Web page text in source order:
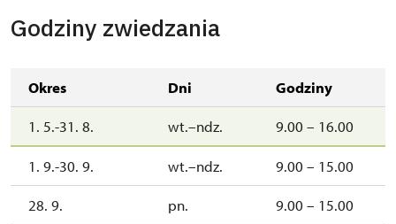
Godziny zwiedzania
Okres Dni Godziny
1. 5.-31. 8. wt.–ndz. 9.00 – 16.00
1. 9.-30. 9. wt.–ndz. 9.00 – 15.00
28. 9. pn. 9.00 – 15.00